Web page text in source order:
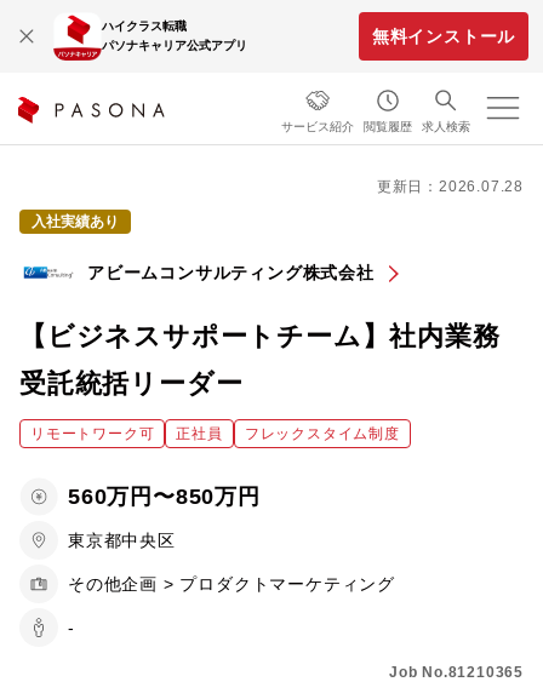
ハイクラス転職
パソナキャリア公式アプリ
無料インストール
サービス紹介 閲覧履歴 求人検索
更新日：2026.07.28
入社実績あり
アビームコンサルティング株式会社
【ビジネスサポートチーム】社内業務
受託統括リーダー
リモートワーク可 正社員 フレックスタイム制度
560万円〜850万円
東京都中央区
その他企画 > プロダクトマーケティング
-
Job No.81210365